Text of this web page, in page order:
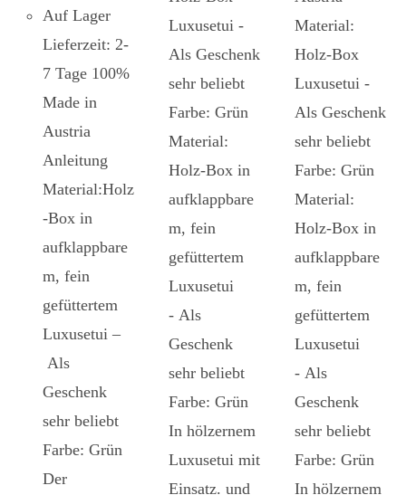
Auf Lager
Lieferzeit: 2-
7 Tage 100%
Made in
Austria
Anleitung
Material:Holz
-Box in
aufklappbare
m, fein
gefüttertem
Luxusetui –
Als
Geschenk
sehr beliebt
Farbe: Grün
Der
Luxusetui -
Als Geschenk
sehr beliebt
Farbe: Grün
Material:
Holz-Box in
aufklappbare
m, fein
gefüttertem
Luxusetui
- Als
Geschenk
sehr beliebt
Farbe: Grün
In hölzernem
Luxusetui mit
Einsatz. und
Material:
Holz-Box
Luxusetui -
Als Geschenk
sehr beliebt
Farbe: Grün
Material:
Holz-Box in
aufklappbare
m, fein
gefüttertem
Luxusetui
- Als
Geschenk
sehr beliebt
Farbe: Grün
In hölzernem